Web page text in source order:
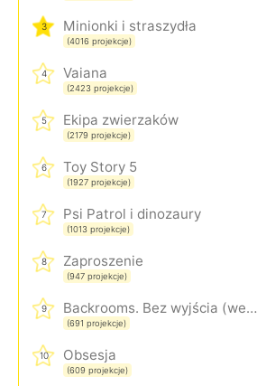
3 Minionki i straszydła
(4016 projekcje)
4 Vaiana
(2423 projekcje)
5 Ekipa zwierzaków
(2179 projekcje)
6 Toy Story 5
(1927 projekcje)
7 Psi Patrol i dinozaury
(1013 projekcje)
8 Zaproszenie
(947 projekcje)
9 Backrooms. Bez wyjścia (wersja rozszerzona)
(691 projekcje)
10 Obsesja
(609 projekcje)